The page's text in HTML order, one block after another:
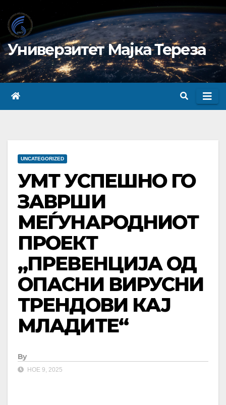
to
content
Универзитет Мајка Тереза
UNCATEGORIZED
УМТ УСПЕШНО ГО
ЗАВРШИ
МЕЃУНАРОДНИОТ
ПРОЕКТ
„ПРЕВЕНЦИЈА ОД
ОПАСНИ ВИРУСНИ
ТРЕНДОВИ КАЈ
МЛАДИТЕ“
By
НОЕ 9, 2025